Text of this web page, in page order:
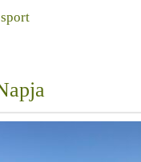
sport